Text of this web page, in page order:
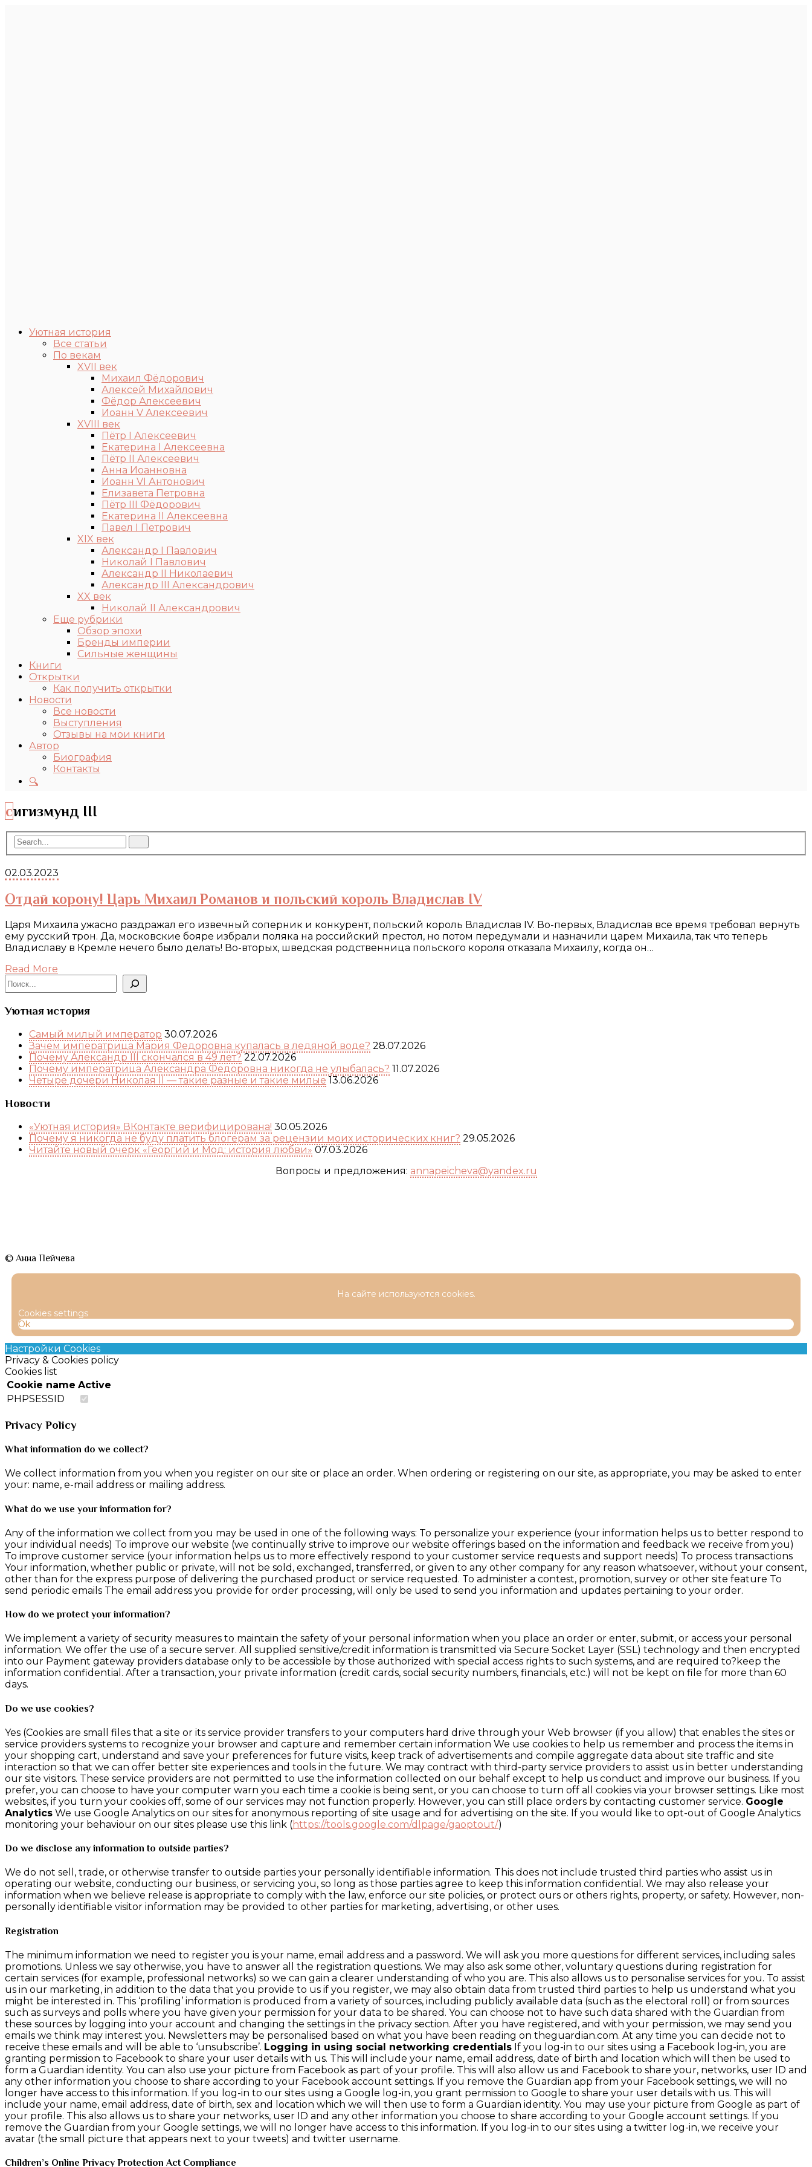
Уютная история
Все статьи
По векам
XVII век
Михаил Фёдорович
Алексей Михайлович
Фёдор Алексеевич
Иоанн V Алексеевич
XVIII век
Пётр I Алексеевич
Екатерина I Алексеевна
Пётр II Алексеевич
Анна Иоанновна
Иоанн VI Антонович
Елизавета Петровна
Пётр III Фёдорович
Екатерина II Алексеевна
Павел I Петрович
XIX век
Александр I Павлович
Николай I Павлович
Александр II Николаевич
Александр III Александрович
XX век
Николай II Александрович
Еще рубрики
Обзор эпохи
Бренды империи
Сильные женщины
Книги
Открытки
Как получить открытки
Новости
Все новости
Выступления
Отзывы на мои книги
Автор
Биография
Контакты
🔍
сигизмунд III
02.03.2023
Отдай корону! Царь Михаил Романов и польский король Владислав IV
Царя Михаила ужасно раздражал его извечный соперник и конкурент, польский король Владислав IV. Во-первых, Владислав все время требовал вернуть
ему русский трон. Да, московские бояре избрали поляка на российский престол, но потом передумали и назначили царем Михаила, так что теперь
Владиславу в Кремле нечего было делать! Во-вторых, шведская родственница польского короля отказала Михаилу, когда он…
Read More
Поиск
Уютная история
Самый милый император 30.07.2026
Зачем императрица Мария Федоровна купалась в ледяной воде? 28.07.2026
Почему Александр III скончался в 49 лет? 22.07.2026
Почему императрица Александра Федоровна никогда не улыбалась? 11.07.2026
Четыре дочери Николая II — такие разные и такие милые 13.06.2026
Новости
«Уютная история» ВКонтакте верифицирована! 30.05.2026
Почему я никогда не буду платить блогерам за рецензии моих исторических книг? 29.05.2026
Читайте новый очерк «Георгий и Мод: история любви» 07.03.2026
Вопросы и предложения: annapeicheva@yandex.ru
© Анна Пейчева
На сайте используются cookies.
Cookies settings
Ok
Настройки Cookies
Privacy & Cookies policy
Cookies list
Cookie name Active
PHPSESSID
Privacy Policy
What information do we collect?
We collect information from you when you register on our site or place an order. When ordering or registering on our site, as appropriate, you may be asked to enter
your: name, e-mail address or mailing address.
What do we use your information for?
Any of the information we collect from you may be used in one of the following ways: To personalize your experience (your information helps us to better respond to
your individual needs) To improve our website (we continually strive to improve our website offerings based on the information and feedback we receive from you)
To improve customer service (your information helps us to more effectively respond to your customer service requests and support needs) To process transactions
Your information, whether public or private, will not be sold, exchanged, transferred, or given to any other company for any reason whatsoever, without your consent,
other than for the express purpose of delivering the purchased product or service requested. To administer a contest, promotion, survey or other site feature To
send periodic emails The email address you provide for order processing, will only be used to send you information and updates pertaining to your order.
How do we protect your information?
We implement a variety of security measures to maintain the safety of your personal information when you place an order or enter, submit, or access your personal
information. We offer the use of a secure server. All supplied sensitive/credit information is transmitted via Secure Socket Layer (SSL) technology and then encrypted
into our Payment gateway providers database only to be accessible by those authorized with special access rights to such systems, and are required to?keep the
information confidential. After a transaction, your private information (credit cards, social security numbers, financials, etc.) will not be kept on file for more than 60
days.
Do we use cookies?
Yes (Cookies are small files that a site or its service provider transfers to your computers hard drive through your Web browser (if you allow) that enables the sites or
service providers systems to recognize your browser and capture and remember certain information We use cookies to help us remember and process the items in
your shopping cart, understand and save your preferences for future visits, keep track of advertisements and compile aggregate data about site traffic and site
interaction so that we can offer better site experiences and tools in the future. We may contract with third-party service providers to assist us in better understanding
our site visitors. These service providers are not permitted to use the information collected on our behalf except to help us conduct and improve our business. If you
prefer, you can choose to have your computer warn you each time a cookie is being sent, or you can choose to turn off all cookies via your browser settings. Like most
websites, if you turn your cookies off, some of our services may not function properly. However, you can still place orders by contacting customer service. Google
Analytics We use Google Analytics on our sites for anonymous reporting of site usage and for advertising on the site. If you would like to opt-out of Google Analytics
monitoring your behaviour on our sites please use this link (https://tools.google.com/dlpage/gaoptout/)
Do we disclose any information to outside parties?
We do not sell, trade, or otherwise transfer to outside parties your personally identifiable information. This does not include trusted third parties who assist us in
operating our website, conducting our business, or servicing you, so long as those parties agree to keep this information confidential. We may also release your
information when we believe release is appropriate to comply with the law, enforce our site policies, or protect ours or others rights, property, or safety. However, non-
personally identifiable visitor information may be provided to other parties for marketing, advertising, or other uses.
Registration
The minimum information we need to register you is your name, email address and a password. We will ask you more questions for different services, including sales
promotions. Unless we say otherwise, you have to answer all the registration questions. We may also ask some other, voluntary questions during registration for
certain services (for example, professional networks) so we can gain a clearer understanding of who you are. This also allows us to personalise services for you. To assist
us in our marketing, in addition to the data that you provide to us if you register, we may also obtain data from trusted third parties to help us understand what you
might be interested in. This ‘profiling’ information is produced from a variety of sources, including publicly available data (such as the electoral roll) or from sources
such as surveys and polls where you have given your permission for your data to be shared. You can choose not to have such data shared with the Guardian from
these sources by logging into your account and changing the settings in the privacy section. After you have registered, and with your permission, we may send you
emails we think may interest you. Newsletters may be personalised based on what you have been reading on theguardian.com. At any time you can decide not to
receive these emails and will be able to ‘unsubscribe’. Logging in using social networking credentials If you log-in to our sites using a Facebook log-in, you are
granting permission to Facebook to share your user details with us. This will include your name, email address, date of birth and location which will then be used to
form a Guardian identity. You can also use your picture from Facebook as part of your profile. This will also allow us and Facebook to share your, networks, user ID and
any other information you choose to share according to your Facebook account settings. If you remove the Guardian app from your Facebook settings, we will no
longer have access to this information. If you log-in to our sites using a Google log-in, you grant permission to Google to share your user details with us. This will
include your name, email address, date of birth, sex and location which we will then use to form a Guardian identity. You may use your picture from Google as part of
your profile. This also allows us to share your networks, user ID and any other information you choose to share according to your Google account settings. If you
remove the Guardian from your Google settings, we will no longer have access to this information. If you log-in to our sites using a twitter log-in, we receive your
avatar (the small picture that appears next to your tweets) and twitter username.
Children’s Online Privacy Protection Act Compliance